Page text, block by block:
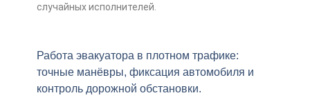
случайных исполнителей.
Работа эвакуатора в плотном трафике:
точные манёвры, фиксация автомобиля и
контроль дорожной обстановки.